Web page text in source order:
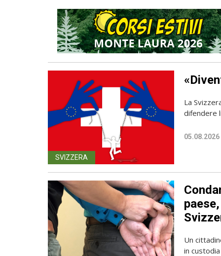
SVIZZERA
La
difendere
05.08.2026
Un
in